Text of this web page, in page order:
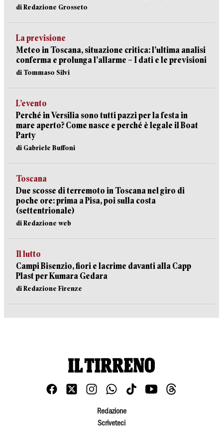
di Redazione Grosseto
La previsione
Meteo in Toscana, situazione critica: l’ultima analisi
conferma e prolunga l’allarme – I dati e le previsioni
di Tommaso Silvi
L’evento
Perché in Versilia sono tutti pazzi per la festa in
mare aperto? Come nasce e perché è legale il Boat
Party
di Gabriele Buffoni
Toscana
Due scosse di terremoto in Toscana nel giro di
poche ore: prima a Pisa, poi sulla costa
(settentrionale)
di Redazione web
Il lutto
Campi Bisenzio, fiori e lacrime davanti alla Capp
Plast per Kumara Gedara
di Redazione Firenze
Redazione
Scriveteci